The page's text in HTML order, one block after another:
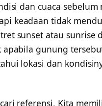
dan cuaca sebelum
keadaan tidak
sunset atau sunrise
gunung
lokasi dan
referensi, Kita